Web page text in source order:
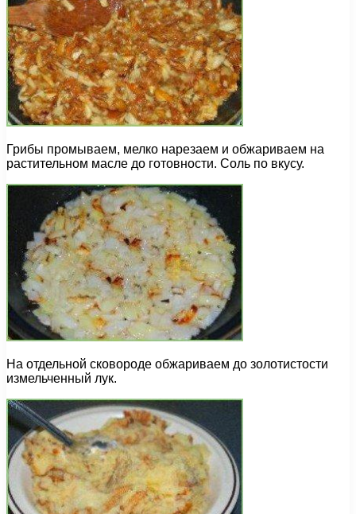
Грибы промываем, мелко нарезаем и обжариваем на
растительном масле до готовности. Соль по вкусу.
На отдельной сковороде обжариваем до золотистости
измельченный лук.